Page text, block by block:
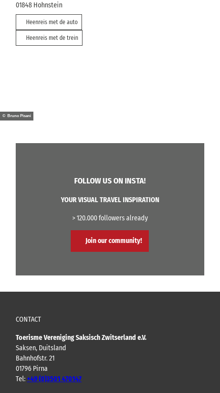
01848 Hohnstein
Heenreis met de auto
Heenreis met de trein
© Bruno Pisani
FOLLOW US ON INSTA!
YOUR VISUAL TRAVEL INSPIRATION
> 120.000 followers already
Join our community!
CONTACT
Toerisme Vereniging Saksisch Zwitserland e.V.
Saksen, Duitsland
Bahnhofstr. 21
01796 Pirna
Tel:+49 (0)3501 470147